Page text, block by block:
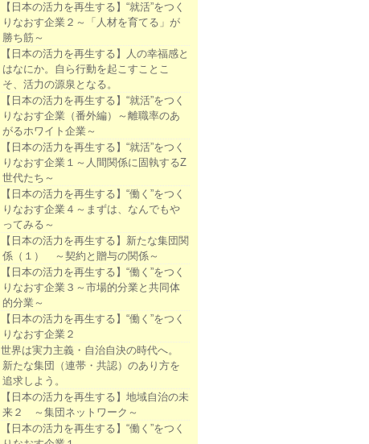
【日本の活力を再生する】“就活”をつく
りなおす企業２～「人材を育てる」が
勝ち筋～
【日本の活力を再生する】人の幸福感と
はなにか。自ら行動を起こすことこ
そ、活力の源泉となる。
【日本の活力を再生する】“就活”をつく
りなおす企業（番外編）～離職率のあ
がるホワイト企業～
【日本の活力を再生する】“就活”をつく
りなおす企業１～人間関係に固執するZ
世代たち～
【日本の活力を再生する】“働く”をつく
りなおす企業４～まずは、なんでもや
ってみる～
【日本の活力を再生する】新たな集団関
係（１） ～契約と贈与の関係～
【日本の活力を再生する】“働く”をつく
りなおす企業３～市場的分業と共同体
的分業～
【日本の活力を再生する】“働く”をつく
りなおす企業２
世界は実力主義・自治自決の時代へ。
新たな集団（連帯・共認）のあり方を
追求しよう。
【日本の活力を再生する】地域自治の未
来２ ～集団ネットワーク～
【日本の活力を再生する】“働く”をつく